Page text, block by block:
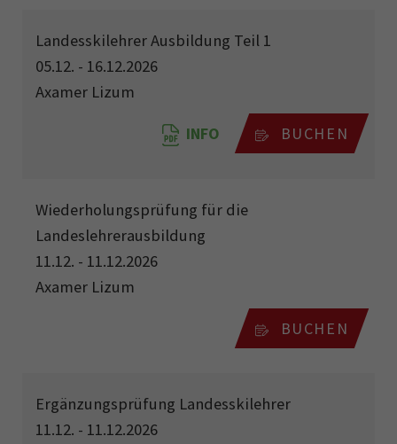
Landesskilehrer Ausbildung Teil 1
05.12. - 16.12.2026
Axamer Lizum
INFO BUCHEN
Wiederholungsprüfung für die
Landeslehrerausbildung
11.12. - 11.12.2026
Axamer Lizum
BUCHEN
Ergänzungsprüfung Landesskilehrer
11.12. - 11.12.2026